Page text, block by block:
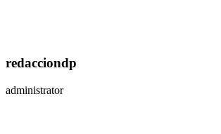
redacciondp
administrator